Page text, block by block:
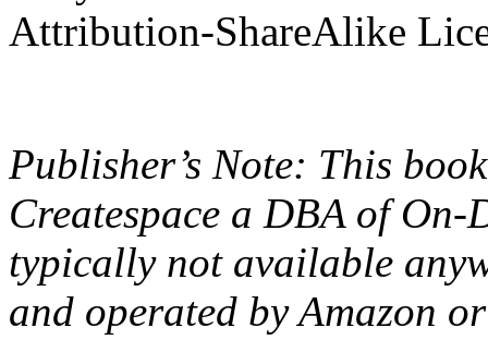
Attribution-ShareAlike
Publisher’s Note: This
Createspace a DBA of
typically not available
and operated by Amazon